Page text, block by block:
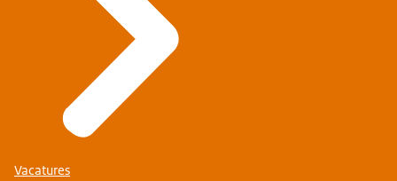
Vacatures